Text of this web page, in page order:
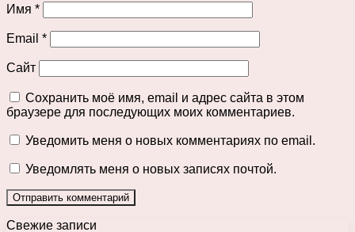
Имя *
Email *
Сайт
Сохранить моё имя, email и адрес сайта в этом
браузере для последующих моих комментариев.
Уведомить меня о новых комментариях по email.
Уведомлять меня о новых записях почтой.
Свежие записи